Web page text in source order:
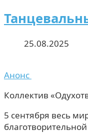
25.08.2025
Анонс
Коллектив
5 сентября весь